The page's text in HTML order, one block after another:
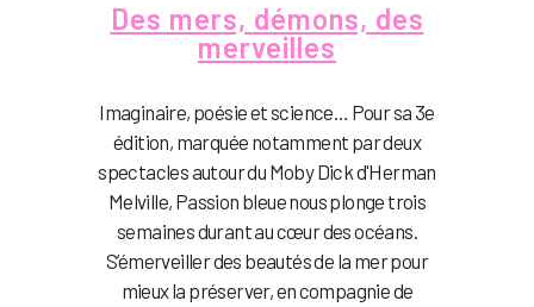
Des mers, démons, des
merveilles
Imaginaire, poésie et science… Pour sa 3e
édition, marquée notamment par deux
spectacles autour du Moby Dick d'Herman
Melville, Passion bleue nous plonge trois
semaines durant au cœur des océans.
S’émerveiller des beautés de la mer pour
mieux la préserver, en compagnie de